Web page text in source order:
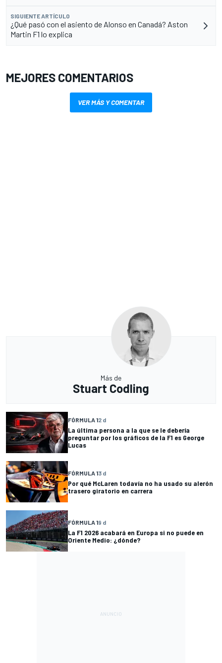
SIGUIENTE ARTÍCULO
¿Qué pasó con el asiento de Alonso en Canadá? Aston
Martin F1 lo explica
MEJORES COMENTARIOS
VER MÁS Y COMENTAR
Más de
Stuart Codling
FÓRMULA 12 d
La última persona a la que se le debería
preguntar por los gráficos de la F1 es George
Lucas
FÓRMULA 13 d
Por qué McLaren todavía no ha usado su alerón
trasero giratorio en carrera
FÓRMULA 19 d
La F1 2026 acabará en Europa si no puede en
Oriente Medio: ¿dónde?